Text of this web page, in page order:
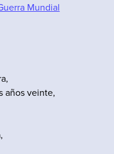
Mundial
años veinte,